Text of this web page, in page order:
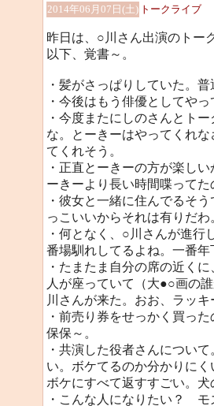
2014年06月07日(土) トークライブ
昨日は、○川さん出演のトー
以下、覚書～。
・髪がさっぱりしていた。
・今後はもう俳優としてや
・今度またにしのさんとト
な。とーきーはやってくれ
てくれそう。
・正直とーきーの方が楽し
ーきーより長い時間喋って
・彼女と一緒に住んでるそ
っこいいからそれは有りだわ
・何となく、○川さんが進
番場馴れしてるよね。一番年
・たまたま自分の席の近く
人が座っていて（大●○画の
川さんが来た。おお、ラッキ
・前売り券をせっかく買っ
保保～。
・共演した役者さんについ
い。ボケてるのか分かりに
ボケにすべて返すすごい。
・こんな人になりたい？ モ